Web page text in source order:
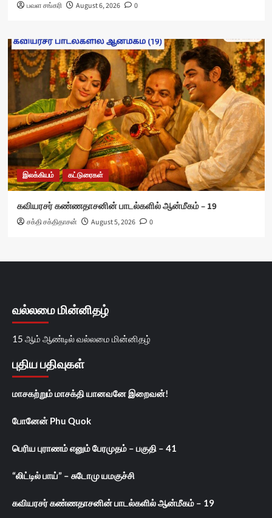
பவள சங்கரி August 6, 2026 0
இலக்கியம் கட்டுரைகள்
கவியரசர் கண்ணதாசனின் பாடல்களில் ஆன்மீகம் – 19
சக்தி சக்திதாசன் August 5, 2026 0
வல்லமை மின்னிதழ்
15 ஆம் ஆண்டில் வல்லமை மின்னிதழ்
புதிய பதிவுகள்
மாசகற்றும் மாசக்தி யானவனே இறைவன்!
போனேன் Phu Quok
பெரிய புராணம் எனும் பேரமுதம் – பகுதி – 41
“லிட்டில் பாய்” – சுடோமு யமகுச்சி
கவியரசர் கண்ணதாசனின் பாடல்களில் ஆன்மீகம் – 19